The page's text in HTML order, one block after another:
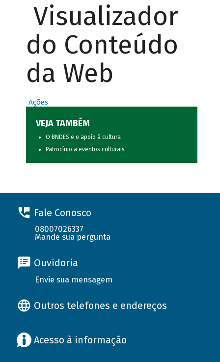
Visualizador
do Conteúdo
da Web
Ações
VEJA TAMBÉM
O BNDES e o apoio à cultura
Patrocínio a eventos culturais
Fale Conosco
08007026337
Mande sua pergunta
Ouvidoria
Envie sua mensagem
Outros telefones e endereços
Acesso à informação